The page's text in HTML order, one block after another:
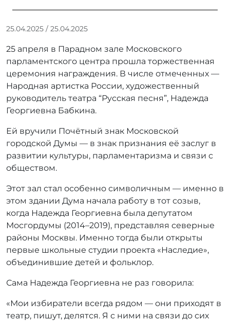
25.04.2025 / 25.04.2025
т
о
р
r
_
d
m
i
25 апреля в Парадном зале Московского
парламентского центра прошла торжественная
церемония награждения. В числе отмеченных —
Народная артистка России, художественный
руководитель театра “Русская песня”, Надежда
Георгиевна Бабкина.
Ей вручили Почётный знак Московской
городской Думы — в знак признания её заслуг в
развитии культуры, парламентаризма и связи с
обществом.
Этот зал стал особенно символичным — именно в
этом здании Дума начала работу в тот созыв,
когда Надежда Георгиевна была депутатом
Мосгордумы (2014–2019), представляя северные
районы Москвы. Именно тогда были открыты
первые школьные студии проекта «Наследие»,
объединившие детей и фольклор.
Сама Надежда Георгиевна не раз говорила:
«Мои избиратели всегда рядом — они приходят в
театр, пишут, делятся. Я с ними на связи до сих